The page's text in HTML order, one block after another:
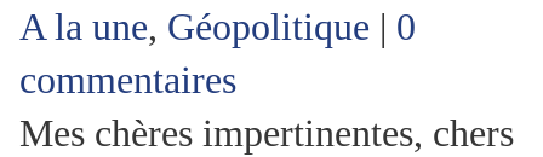
A la une, Géopolitique | 0
commentaires
Mes chères impertinentes, chers